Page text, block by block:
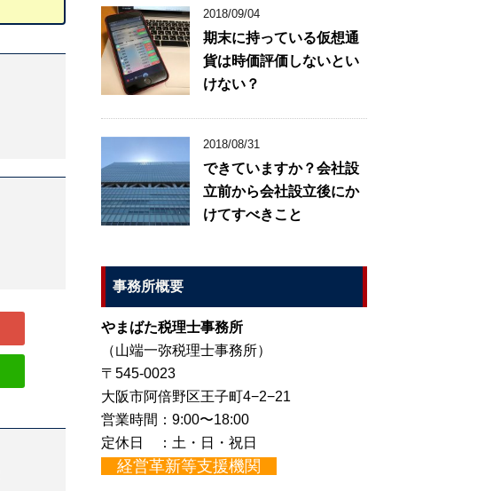
2018/09/04
期末に持っている仮想通
貨は時価評価しないとい
けない？
2018/08/31
できていますか？会社設
立前から会社設立後にか
けてすべきこと
事務所概要
やまばた税理士事務所
（山端一弥税理士事務所）
〒545-0023
大阪市阿倍野区王子町4−2−21
営業時間：9:00〜18:00
定休日 ：土・日・祝日
経営革新等支援機関